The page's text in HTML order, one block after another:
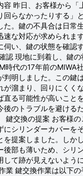
容 昨日、お客様から「
回らなかったりする」
た。鍵の不具合は日常
速な対応が求められま
伺い、鍵の状態を確認
認 現地に到着し、鍵
時代の17年前のMIWA
判明しました。この鍵
が溜まり、回りにくく
直る可能性が高いこと
後のトラブルを避ける
鍵交換の提案 お客様
にシリンダーカバーを
を提案しました。しか
後部も薄いため、シリ
して跡が見えないよう
業 鍵交換作業は以下